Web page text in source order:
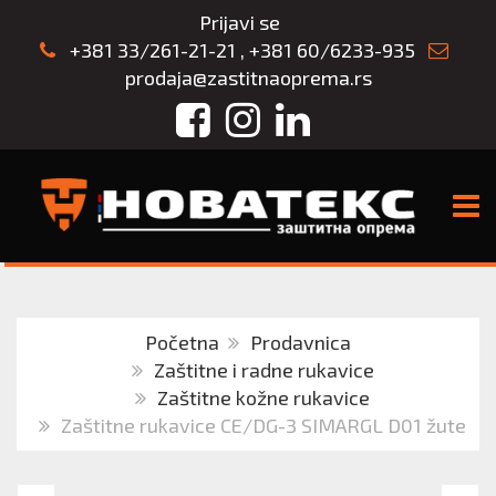
Prijavi se
+381 33/261-21-21 , +381 60/6233-935
prodaja@zastitnaoprema.rs
FacebookInstagram
LinkedIn
Početna
Prodavnica
Zaštitne i radne rukavice
Zaštitne kožne rukavice
Zaštitne rukavice CE/DG-3 SIMARGL D01 žute